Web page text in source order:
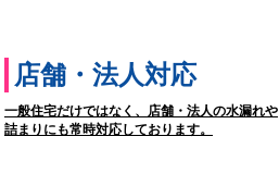
店舗・法人対応
一般住宅だけではなく、店舗・法人の水漏れや
詰まりにも常時対応しております。